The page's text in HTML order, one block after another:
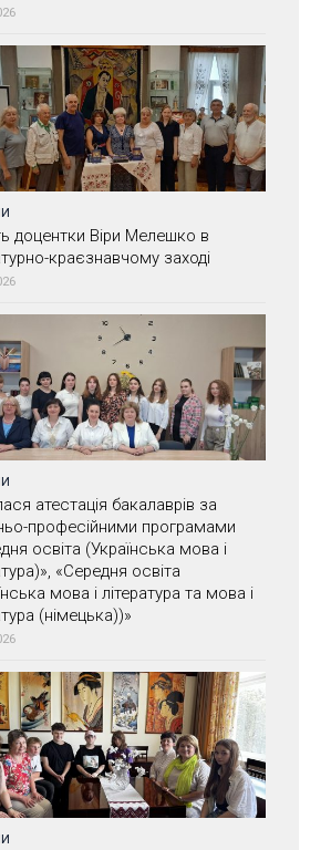
доцентки Віри Мелешко в
краєзнавчому заході
атестація бакалаврів за
професійними програмами
освіта (Українська мова і
«Середня освіта
мова і література та мова і
(німецька))»